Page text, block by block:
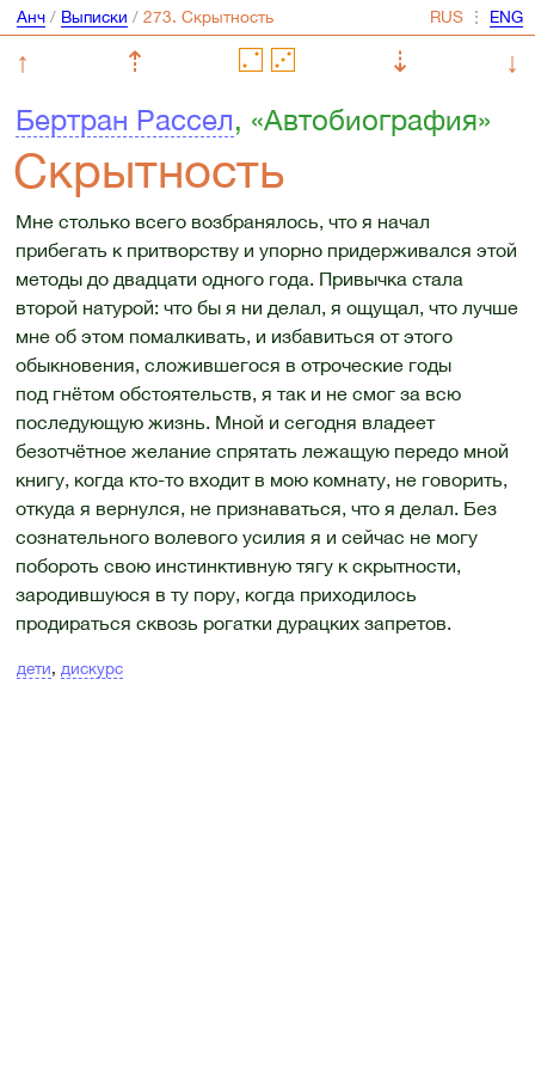
Анч/ Выписки / ⋮
↑ ⇡ ⇣
↓
Бертран Рассел, «Автобиография»
Скрытность
Мне столько всего возбранялось, что я начал
прибегать к притворству и упорно придерживался этой
методы до двадцати одного года. Привычка стала
второй натурой: что бы я ни делал, я ощущал, что лучше
мне об этом помалкивать, и избавиться от этого
обыкновения, сложившегося в отроческие годы
под гнётом обстоятельств, я так и не смог за всю
последующую жизнь. Мной и сегодня владеет
безотчётное желание спрятать лежащую передо мной
книгу, когда кто-то входит в мою комнату, не говорить,
откуда я вернулся, не признаваться, что я делал. Без
сознательного волевого усилия я и сейчас не могу
побороть свою инстинктивную тягу к скрытности,
зародившуюся в ту пору, когда приходилось
продираться сквозь рогатки дурацких запретов.
дети, дискурс